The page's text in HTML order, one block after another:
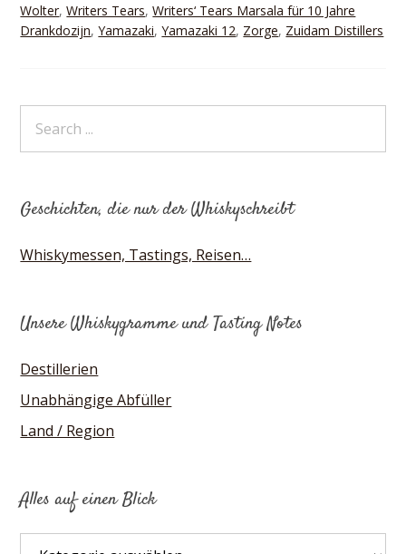
Wolter,Writers Tears,Writers‘ Tears Marsala für 10 Jahre
Drankdozijn,Yamazaki,Yamazaki 12, Zorge, Zuidam Distillers
Geschichten, die nur der Whiskyschreibt
Whiskymessen, Tastings, Reisen…
Unsere Whiskygramme und Tasting Notes
Destillerien
Unabhängige Abfüller
Land / Region
Alles auf einen Blick